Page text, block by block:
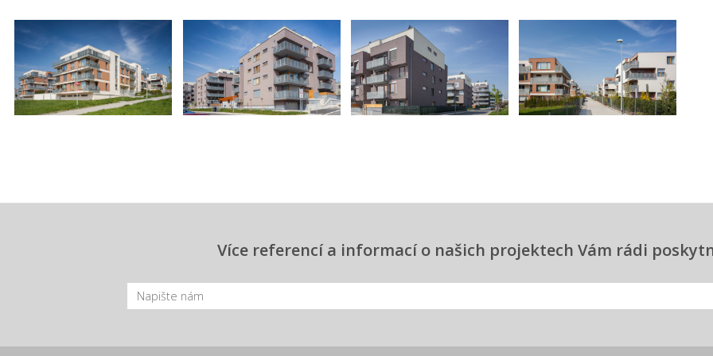
Více referencí a informací o našich projektech Vám rádi